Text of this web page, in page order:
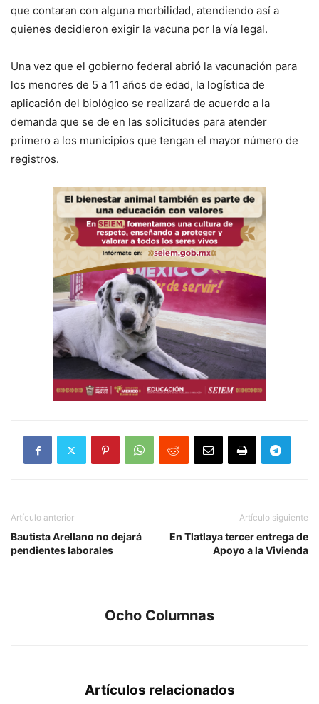
que contaran con alguna morbilidad, atendiendo así a
quienes decidieron exigir la vacuna por la vía legal.
Una vez que el gobierno federal abrió la vacunación para
los menores de 5 a 11 años de edad, la logística de
aplicación del biológico se realizará de acuerdo a la
demanda que se de en las solicitudes para atender
primero a los municipios que tengan el mayor número de
registros.
Artículo anterior
Bautista Arellano no dejará
pendientes laborales
Artículo siguiente
En Tlatlaya tercer entrega de
Apoyo a la Vivienda
Ocho Columnas
Artículos relacionados